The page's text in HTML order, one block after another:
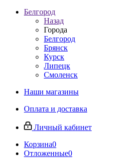
Белгород
Назад
Города
Белгород
Брянск
Курск
Липецк
Смоленск
Наши магазины
Оплата и доставка
Личный кабинет
Корзина0
Отложенные0